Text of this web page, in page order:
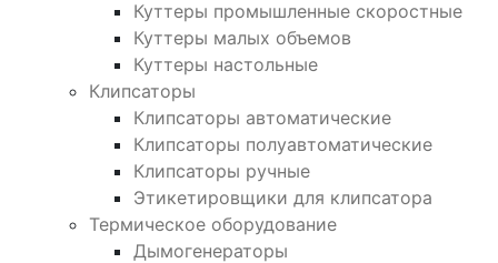
Куттеры промышленные скоростные
Куттеры малых объемов
Куттеры настольные
Клипсаторы
Клипсаторы автоматические
Клипсаторы полуавтоматические
Клипсаторы ручные
Этикетировщики для клипсатора
Термическое оборудование
Дымогенераторы